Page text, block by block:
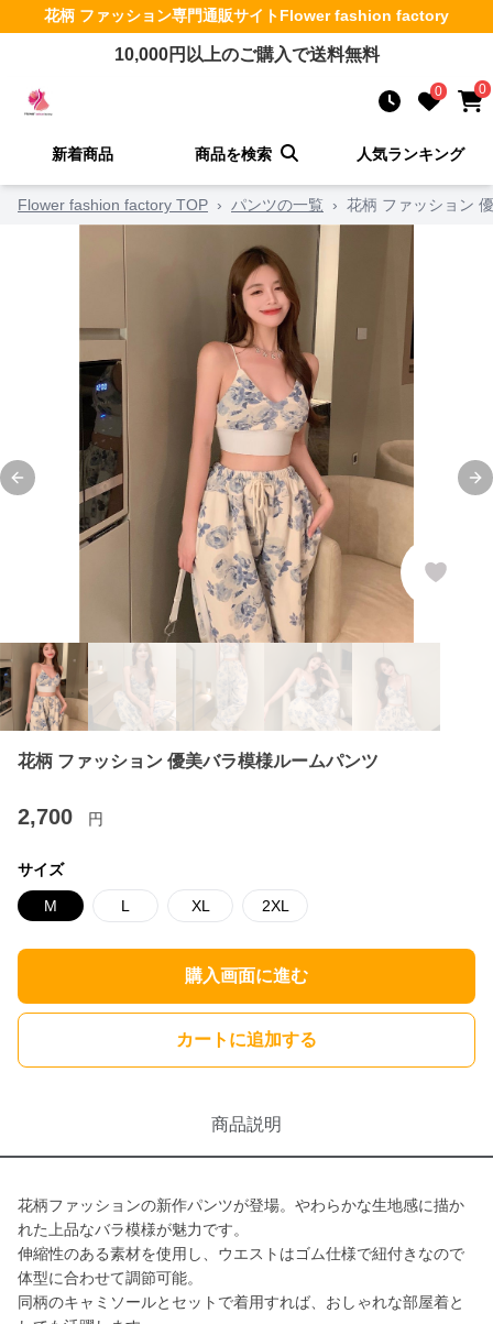
花柄 ファッション専門通販サイトFlower fashion factory
10,000円以上のご購入で送料無料
0 0
新着商品 商品を検索 人気ランキング
Flower fashion factory TOP › パンツの一覧 › 花柄 ファッション
Previous slide
花柄 ファッション 優美バラ模様ルームパンツ
2,700 円
サイズ
M L XL 2XL
購入画面に進む
カートに追加する
商品説明
花柄ファッションの新作パンツが登場。やわらかな生地感に描か
れた上品なバラ模様が魅力です。
伸縮性のある素材を使用し、ウエストはゴム仕様で紐付きなので
体型に合わせて調節可能。
同柄のキャミソールとセットで着用すれば、おしゃれな部屋着と